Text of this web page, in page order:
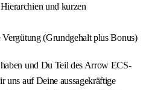
und kurzen
(Grundgehalt plus Bonus)
und Du Teil des Arrow ECS-
uns auf Deine aussagekräftige